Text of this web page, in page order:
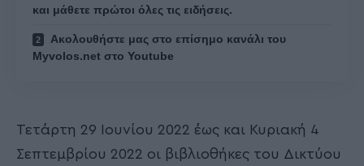
και μάθετε πρώτοι όλες τις ειδήσεις.
Ακολουθήστε μας στο επίσημο κανάλι του
Myvolos.net στο Youtube
Τετάρτη 29 Ιουνίου 2022 έως και Κυριακή 4
Σεπτεμβρίου 2022 οι βιβλιοθήκες του Δικτύου